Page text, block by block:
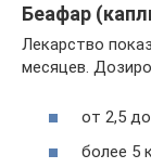
Беафар
Лекарство
месяцев.
от 2,5
более 5